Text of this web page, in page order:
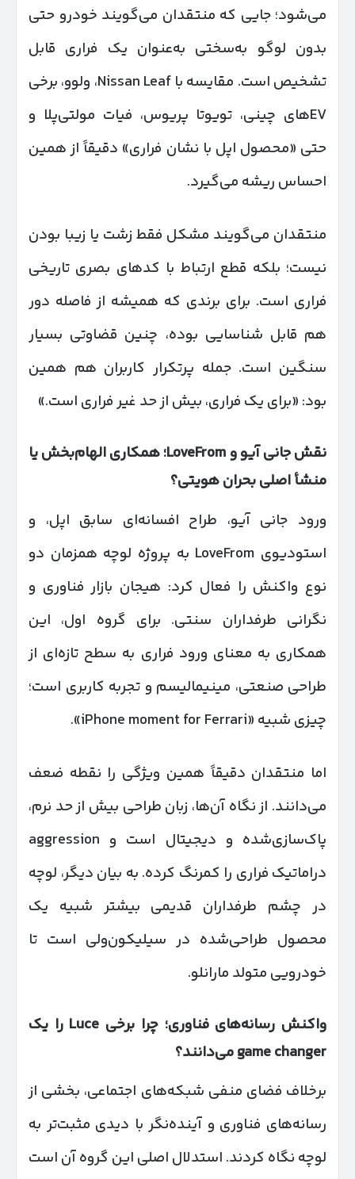
می‌شود؛ جایی که منتقدان می‌گویند خودرو حتی
بدون لوگو به‌سختی به‌عنوان یک فراری قابل
تشخیص است. مقایسه با Nissan Leaf، ولوو، برخی
EVهای چینی، تویوتا پریوس، فیات مولتی‌پلا و
حتی «محصول اپل با نشان فراری» دقیقاً از همین
احساس ریشه می‌گیرد.
منتقدان می‌گویند مشکل فقط زشت یا زیبا بودن
نیست؛ بلکه قطع ارتباط با کدهای بصری تاریخی
فراری است. برای برندی که همیشه از فاصله دور
هم قابل شناسایی بوده، چنین قضاوتی بسیار
سنگین است. جمله پرتکرار کاربران هم همین
بود: «برای یک فراری، بیش از حد غیر فراری است.»
نقش جانی آیو وLoveFrom؛ همکاری الهام‌بخش یا
منشأ اصلی بحران هویتی؟
ورود جانی آیو، طراح افسانه‌ای سابق اپل، و
استودیوی LoveFrom به پروژه لوچه همزمان دو
نوع واکنش را فعال کرد: هیجان بازار فناوری و
نگرانی طرفداران سنتی. برای گروه اول، این
همکاری به معنای ورود فراری به سطح تازه‌ای از
طراحی صنعتی، مینیمالیسم و تجربه کاربری است؛
چیزی شبیه «iPhone moment for Ferrari».
اما منتقدان دقیقاً همین ویژگی را نقطه ضعف
می‌دانند. از نگاه آن‌ها، زبان طراحی بیش از حد نرم،
پاک‌سازی‌شده و دیجیتال است و aggression
دراماتیک فراری را کمرنگ کرده. به بیان دیگر، لوچه
در چشم طرفداران قدیمی بیشتر شبیه یک
محصول طراحی‌شده در سیلیکون‌ولی است تا
خودرویی متولد مارانلو.
واکنش رسانه‌های فناوری؛ چرا برخی Luce را یک
game changerمی‌دانند؟
برخلاف فضای منفی شبکه‌های اجتماعی، بخشی از
رسانه‌های فناوری و آینده‌نگر با دیدی مثبت‌تر به
لوچه نگاه کردند. استدلال اصلی این گروه آن است